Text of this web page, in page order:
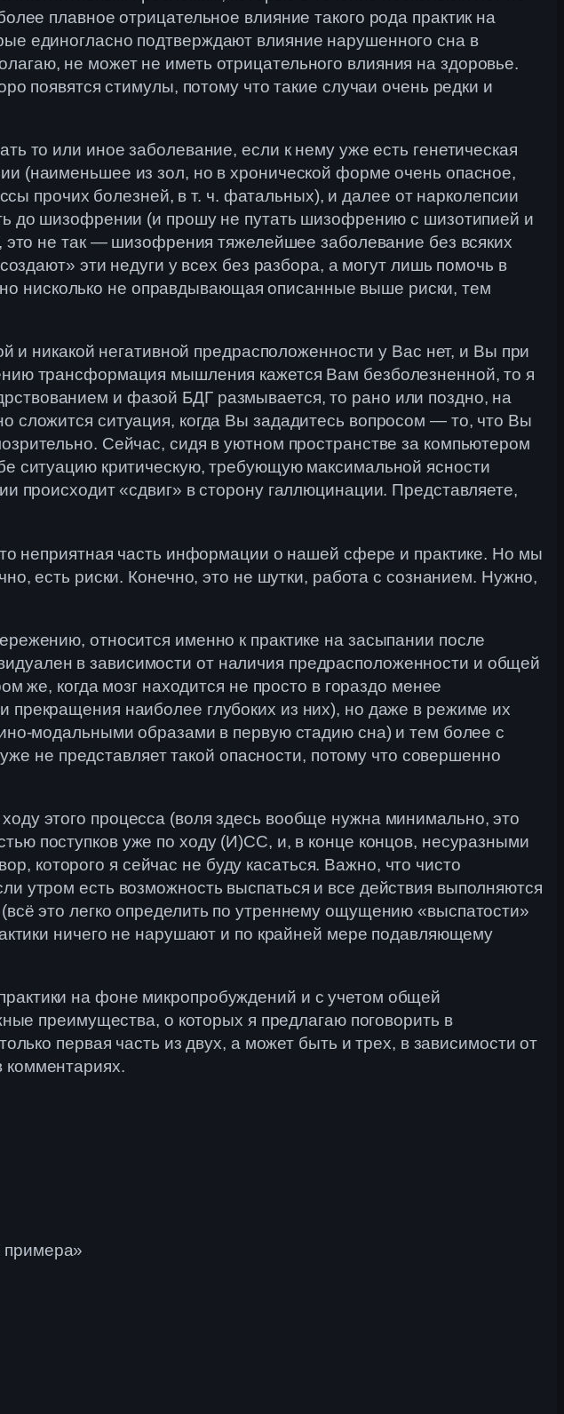
плавное отрицательное влияние такого рода практик на
единогласно подтверждают влияние нарушенного сна в
не может не иметь отрицательного влияния на здоровье.
появятся стимулы, потому что такие случаи очень редки и
то или иное заболевание, если к нему уже есть генетическая
(наименьшее из зол, но в хронической форме очень опасное,
прочих болезней, в т. ч. фатальных), и далее от нарколепсии
до шизофрении (и прошу не путать шизофрению с шизотипией и
это не так — шизофрения тяжелейшее заболевание без всяких
эти недуги у всех без разбора, а могут лишь помочь в
нисколько не оправдывающая описанные выше риски, тем
и никакой негативной предрасположенности у Вас нет, и Вы при
трансформация мышления кажется Вам безболезненной, то я
и фазой БДГ размывается, то рано или поздно, на
сложится ситуация, когда Вы зададитесь вопросом — то, что Вы
Сейчас, сидя в уютном пространстве за компьютером
ситуацию критическую, требующую максимальной ясности
происходит «сдвиг» в сторону галлюцинации. Представляете,
неприятная часть информации о нашей сфере и практике. Но мы
есть риски. Конечно, это не шутки, работа с сознанием. Нужно,
относится именно к практике на засыпании после
в зависимости от наличия предрасположенности и общей
же, когда мозг находится не просто в гораздо менее
прекращения наиболее глубоких из них), но даже в режиме их
модальными образами в первую стадию сна) и тем более с
не представляет такой опасности, потому что совершенно
этого процесса (воля здесь вообще нужна минимально, это
поступков уже по ходу (И)СС, и, в конце концов, несуразными
которого я сейчас не буду касаться. Важно, что чисто
утром есть возможность выспаться и все действия выполняются
это легко определить по утреннему ощущению «выспатости»
ничего не нарушают и по крайней мере подавляющему
на фоне микропробуждений и с учетом общей
преимущества, о которых я предлагаю поговорить в
первая часть из двух, а может быть и трех, в зависимости от
комментариях.